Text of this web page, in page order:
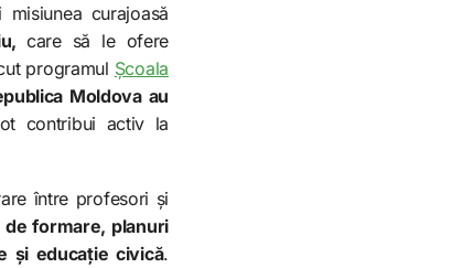
curajoasă
care să le ofere
programul Școala
Moldova au
contribui activ la
între profesori și
formare, planuri
și educație civică.